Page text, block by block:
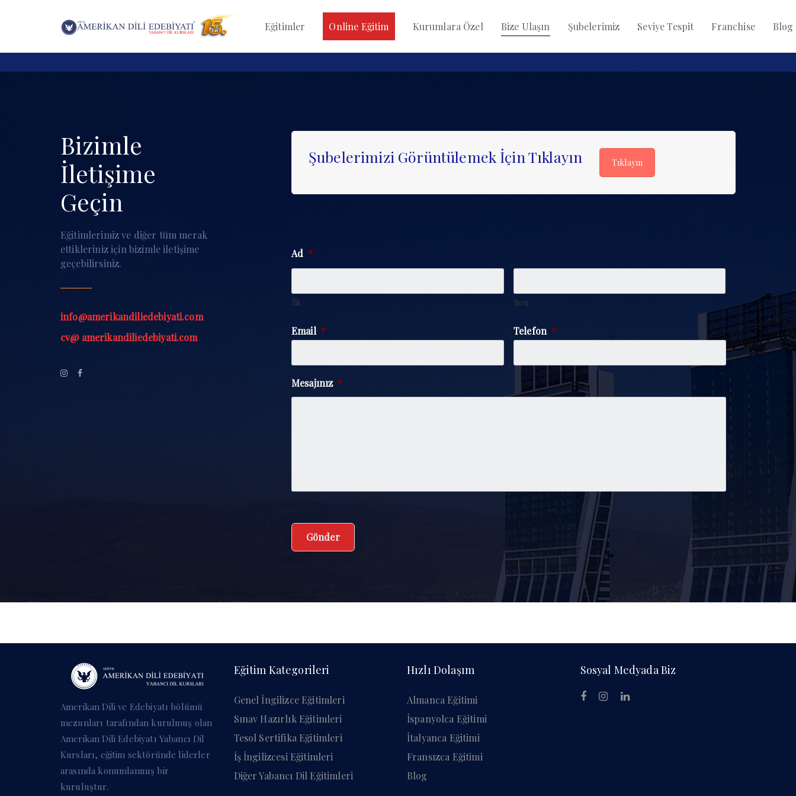
navigation
Skip
Eğitimler Online Eğitim Kurumlara Özel Bize Ulaşın Şubelerimiz Seviye Tespit Franchise Blog
Bizimle
İletişime
Geçin
Eğitimlerimiz ve diğer tüm merak
ettikleriniz için bizimle iletişime
geçebilirsiniz.
info@amerikandiliedebiyati.com
cv@ amerikandiliedebiyati.com
Şubelerimizi Görüntülemek İçin Tıklayın Tıklayın
Ad
İlk Son
Email Telefon
Mesajınız *
Amerikan Dili ve Edebiyatı bölümü
mezunları tarafından kurulmuş olan
Amerikan Dili Edebiyatı Yabancı Dil
Kursları, eğitim sektöründe liderler
arasında konumlanmış bir
kuruluştur.
Eğitim Kategorileri
Genel İngilizce Eğitimleri
Sınav Hazırlık Eğitimleri
Tesol Sertifika Eğitimleri
İş İngilizcesi Eğitimleri
Diğer Yabancı Dil Eğitimleri
Hızlı Dolaşım
Almanca Eğitimi
İspanyolca Eğitimi
İtalyanca Eğitimi
Fransızca Eğitimi
Blog
Sosyal Medyada Biz